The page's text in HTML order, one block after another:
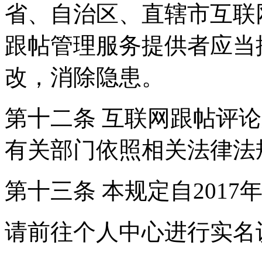
省、自治区、直辖市互
跟帖管理服务提供者应
改，消除隐患。
第十二条 互联网跟帖评
有关部门依照相关法律
第十三条 本规定自2017
请前往个人中心进行实名